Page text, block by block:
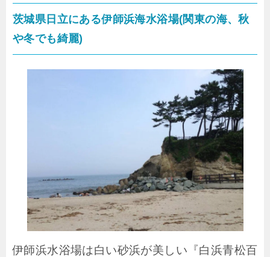
茨城県日立にある伊師浜海水浴場(関東の海、秋
や冬でも綺麗)
伊師浜水浴場は白い砂浜が美しい『白浜青松百